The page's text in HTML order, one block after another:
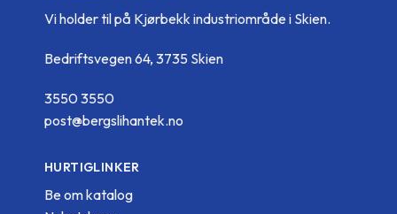
Vi holder til på Kjørbekk industriområde i Skien.
Bedriftsvegen 64, 3735 Skien
3550 3550
post@bergslihantek.no
HURTIGLINKER
Be om katalog